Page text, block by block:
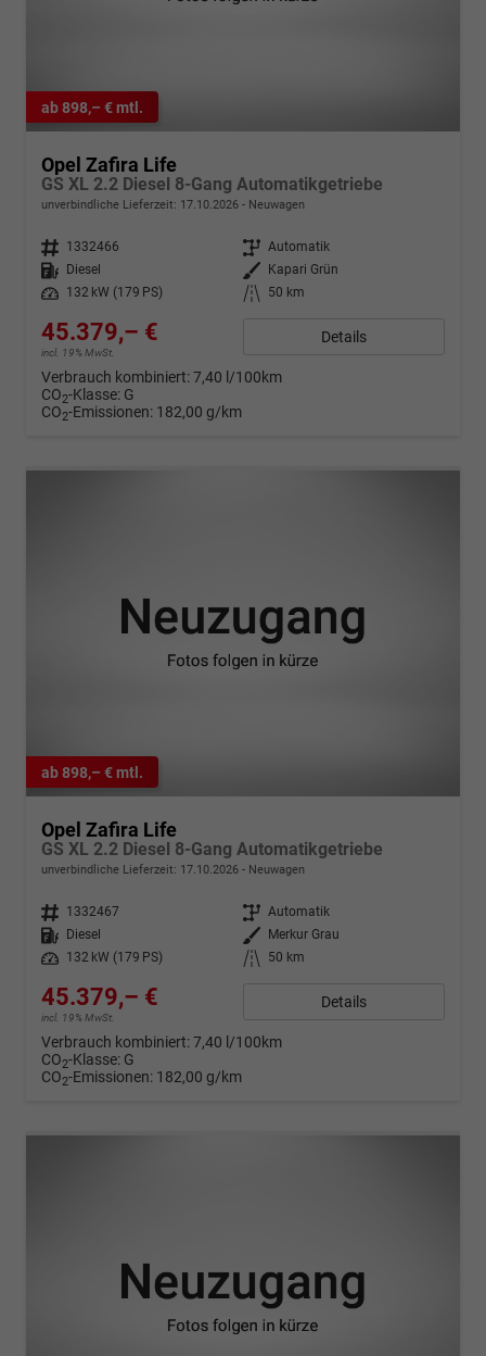
ab 898,– € mtl.
Opel Zafira Life
GS XL 2.2 Diesel 8-Gang Automatikgetriebe
unverbindliche Lieferzeit: 17.10.2026 Neuwagen
Fahrzeugnr. 1332466 Getriebe Automatik
Kraftstoff
Diesel Außenfarbe
Kapari Grün
Leistung
132 kW (179 PS) Kilometerstand 50 km
45.379,– €
incl. 19% MwSt.
Details
Verbrauch kombiniert:7,40 l/100km
CO2-Klasse: G
CO2-Emissionen: 182,00 g/km
ab 898,– € mtl.
Opel Zafira Life
GS XL 2.2 Diesel 8-Gang Automatikgetriebe
unverbindliche Lieferzeit: 17.10.2026 Neuwagen
Fahrzeugnr. 1332467 Getriebe Automatik
Kraftstoff
Diesel Außenfarbe
Merkur Grau
Leistung
132 kW (179 PS) Kilometerstand 50 km
45.379,– €
incl. 19% MwSt.
Details
Verbrauch kombiniert:7,40 l/100km
CO2-Klasse: G
CO2-Emissionen: 182,00 g/km